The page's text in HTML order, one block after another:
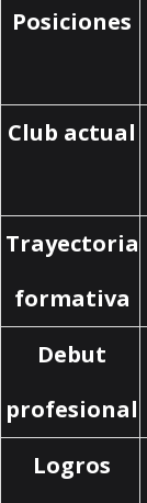
Posiciones
Club actual
Trayectoria
formativa
Debut
profesional
Logros